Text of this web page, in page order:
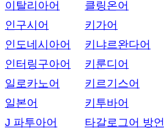
이탈리아어
인구시어
인도네시아어
인터링구아어
일로카노어
일본어
J 파투아어
클링온어
키가어
키냐르완다어
키룬디어
키르기스어
키투바어
타갈로그어 방언